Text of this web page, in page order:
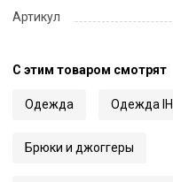
Артикул
С этим товаром смотрят
Одежда Одежда IH
Брюки и джоггеры